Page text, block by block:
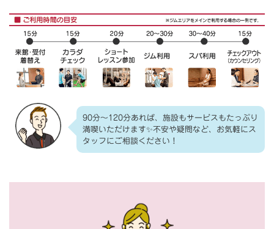
90分～120分あれば、施設もサービスもたっぷり
満喫いただけます✨不安や疑問など、お気軽にス
タッフにご相談ください！